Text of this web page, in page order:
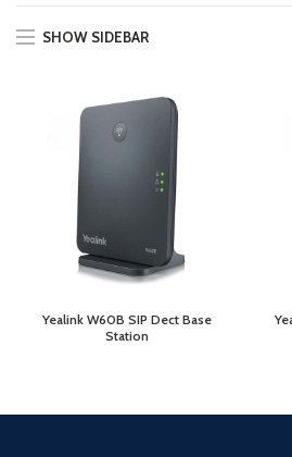
SHOW SIDEBAR
Yealink W60B SIP Dect Base
Station